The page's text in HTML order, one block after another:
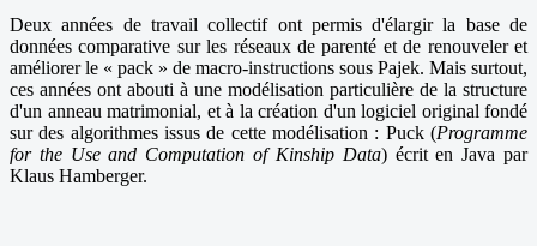
Deux années de travail collectif ont permis d'élargir la base de
données comparative sur les réseaux de parenté et de renouveler et
améliorer le « pack » de macro-instructions sous Pajek. Mais surtout,
ces années ont abouti à une modélisation particulière de la structure
d'un anneau matrimonial, et à la création d'un logiciel original fondé
sur des algorithmes issus de cette modélisation : Puck (Programme
for the Use and Computation of Kinship Data) écrit en Java par
Klaus Hamberger.